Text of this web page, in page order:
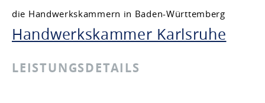
die Handwerkskammern in Baden-Württemberg
Handwerkskammer Karlsruhe
LEISTUNGSDETAILS